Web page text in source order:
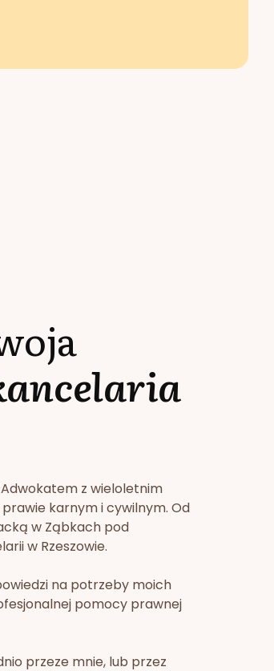
z wieloletnim
karnym i cywilnym. Od
w Ząbkach pod
w Rzeszowie.
na potrzeby moich
pomocy prawnej
przeze mnie, lub przez